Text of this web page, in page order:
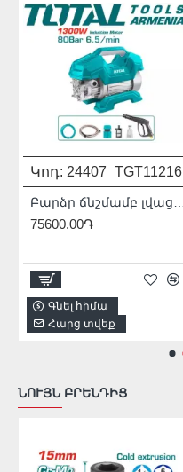
Կոդ: 24407 TGT11216
75600.00֏
Գնել հիմա
Հարց տվեք
ՆՈՒՅՆ ԲՐԵՆԴԻՑ